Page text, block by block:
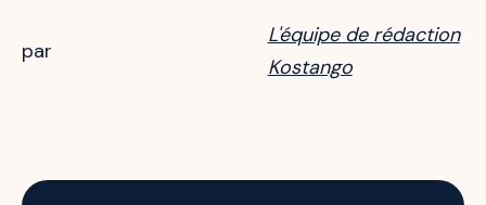
par
L'équipe de rédaction
Kostango